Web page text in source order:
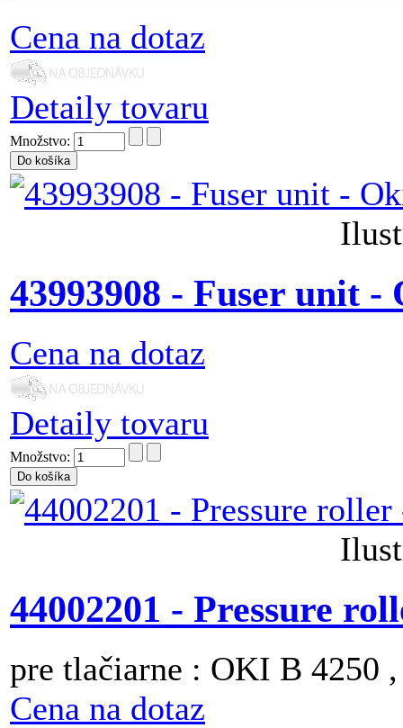
Cena na dotaz
Detaily tovaru
Množstvo:
43993908 - Fuser unit -
Cena na dotaz
Detaily tovaru
Množstvo:
44002201 - Pressure
pre tlačiarne : OKI B 4250
Cena na dotaz